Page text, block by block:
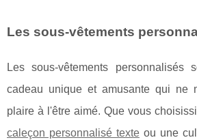
Les sous-vêtements
Les sous-vêtements personnalisés
cadeau unique et amusante qui ne
plaire à l'être aimé. Que vous
caleçon personnalisé texteou une